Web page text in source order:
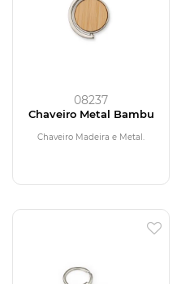
08237
Chaveiro Metal Bambu
Chaveiro Madeira e Metal.